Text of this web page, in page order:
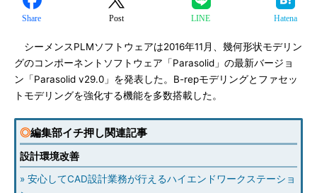
Share Post LINE Hatena
シーメンスPLMソフトウェアは2016年11月、幾何形状モデリン
グのコンポーネントソフトウェア「Parasolid」の最新バージョ
ン「Parasolid v29.0」を発表した。B-repモデリングとファセッ
トモデリングを強化する機能を多数搭載した。
◎編集部イチ押し関連記事
設計環境改善
» 安心してCAD設計業務が行えるハイエンドワークステーショ